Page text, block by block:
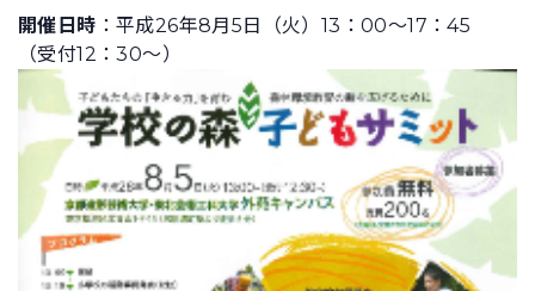
開催日時 ：平成26年8月5日（火）13：00～17：45
（受付12：30～）